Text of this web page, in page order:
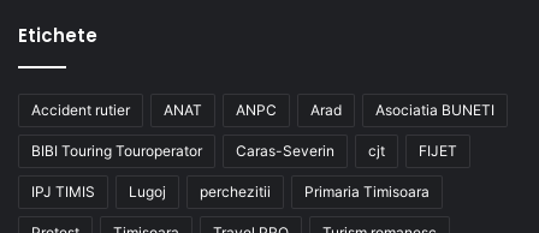
Etichete
Accident rutier ANAT ANPC Arad Asociatia BUNETI
BIBI Touring Touroperator Caras-Severin cjt FIJET
IPJ TIMIS Lugoj perchezitii Primaria Timisoara